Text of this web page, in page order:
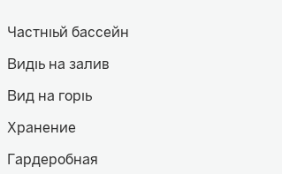
Частный бассейн
Виды на залив
Вид на горы
Хранение
Гардеробная